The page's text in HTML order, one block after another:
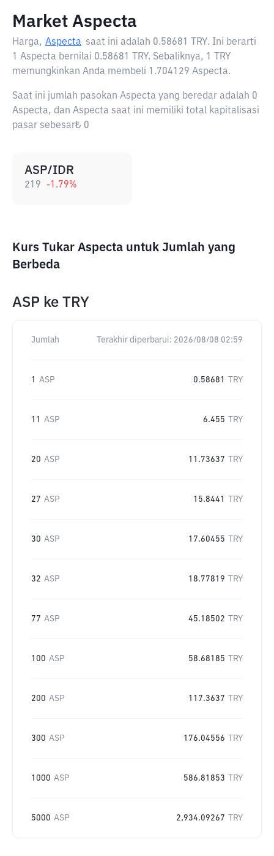
Market Aspecta
Harga, Aspecta saat ini adalah 0.58681 TRY. Ini berarti
1 Aspecta bernilai 0.58681 TRY. Sebaliknya, 1 TRY
memungkinkan Anda membeli 1.704129 Aspecta.
Saat ini jumlah pasokan Aspecta yang beredar adalah 0
Aspecta, dan Aspecta saat ini memiliki total kapitalisasi
pasar sebesar₺ 0
ASP/IDR
219 -1.79%
Kurs Tukar Aspecta untuk Jumlah yang
Berbeda
ASP ke TRY
Jumlah Terakhir diperbarui: 2026/08/08 02:59
1 ASP 0.58681 TRY
11 ASP 6.455 TRY
20 ASP 11.73637 TRY
27 ASP 15.8441 TRY
30 ASP 17.60455 TRY
32 ASP 18.77819 TRY
77 ASP 45.18502 TRY
100 ASP 58.68185 TRY
200 ASP 117.3637 TRY
300 ASP 176.04556 TRY
1000 ASP 586.81853 TRY
5000 ASP 2,934.09267 TRY